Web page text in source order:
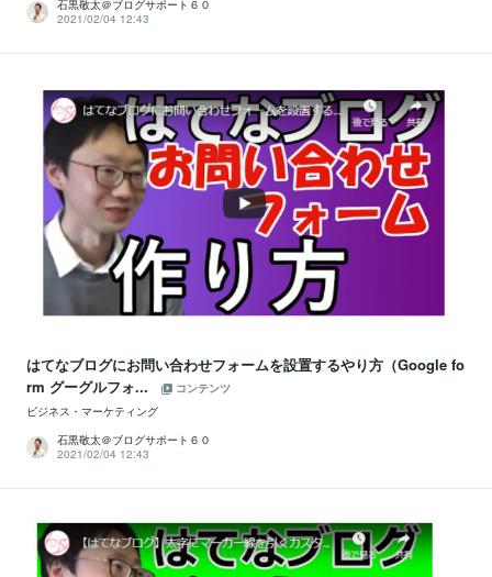
石黒敬太＠ブログサポート６０
2021/02/04 12:43
はてなブログにお問い合わせフォームを設置するやり方（Google fo
rm グーグルフォ...
コンテンツ
ビジネス・マーケティング
石黒敬太＠ブログサポート６０
2021/02/04 12:43